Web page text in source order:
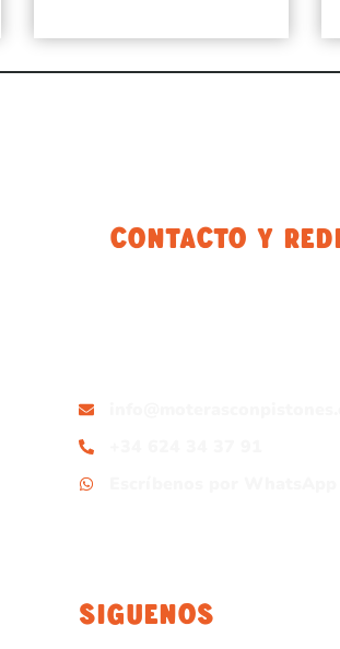
Contacto Y
Siguenos